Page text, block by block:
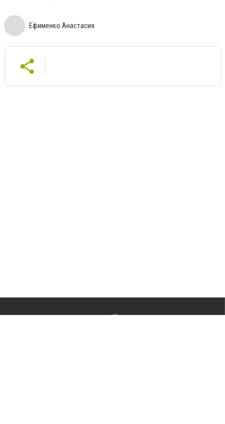
Ефименко Анастасия